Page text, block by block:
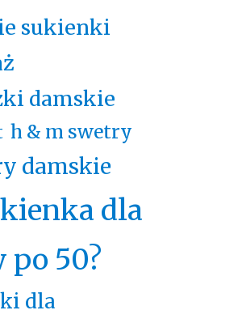
sukienki
damskie
h & m swetry
damskie
dla
50?
dla